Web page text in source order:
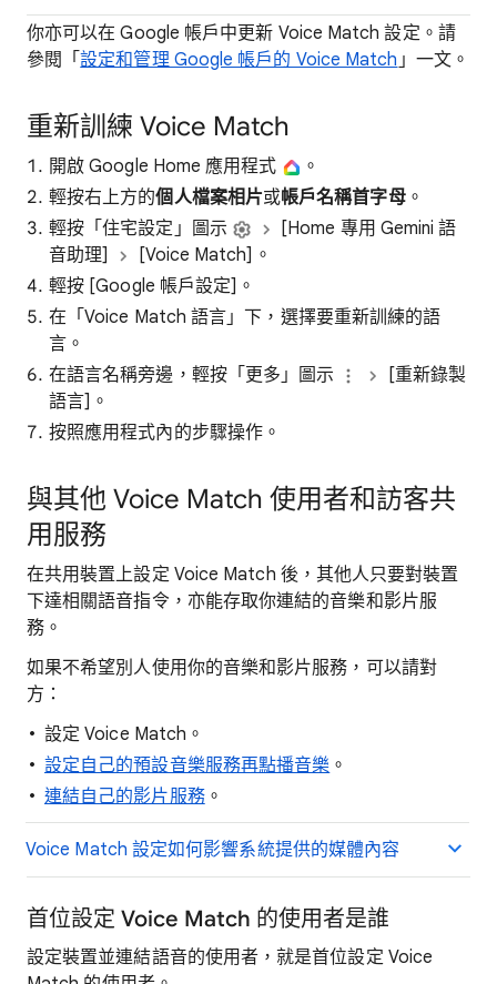
你亦可以在 Google 帳戶中更新 Voice Match 設定。請
參閱「設定和管理 Google 帳戶的 Voice Match 」一文。
重新訓練 Voice Match
開啟 Google Home 應用程式
。
輕按右上方的個人檔案相片或帳戶名稱首字母。
輕按「住宅設定」圖示
[Home 專用 Gemini 語
音助理]
[Voice Match] 。
輕按 [Google 帳戶設定]。
在「Voice Match 語言」下，選擇要重新訓練的語
言。
在語言名稱旁邊，輕按「更多」圖示
[重新錄製
語言] 。
按照應用程式內的步驟操作。
與其他 Voice Match 使用者和訪客共
用服務
在共用裝置上設定 Voice Match 後，其他人只要對裝置
下達相關語音指令，亦能存取你連結的音樂和影片服
務。
如果不希望別人使用你的音樂和影片服務，可以請對
方：
設定 Voice Match。
設定自己的預設音樂服務再點播音樂 。
連結自己的影片服務。
Voice Match 設定如何影響系統提供的媒體內容
首位設定 Voice Match 的使用者是誰
設定裝置並連結語音的使用者，就是首位設定 Voice